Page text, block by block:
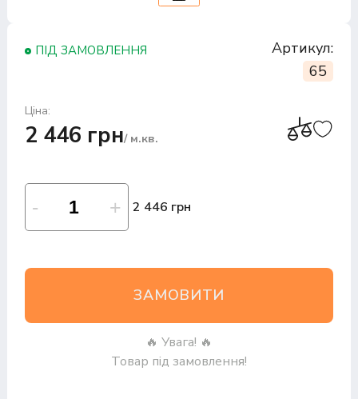
ПІД ЗАМОВЛЕННЯ
Артикул:
65
Ціна:
2 446 грн/ м.кв.
2 446 грн
ЗАМОВИТИ
🔥 Увага! 🔥
Товар під замовлення!